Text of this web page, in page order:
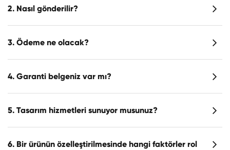
2. Nasıl gönderilir?
3. Ödeme ne olacak?
4. Garanti belgeniz var mı?
5. Tasarım hizmetleri sunuyor musunuz?
6. Bir ürünün özelleştirilmesinde hangi faktörler rol